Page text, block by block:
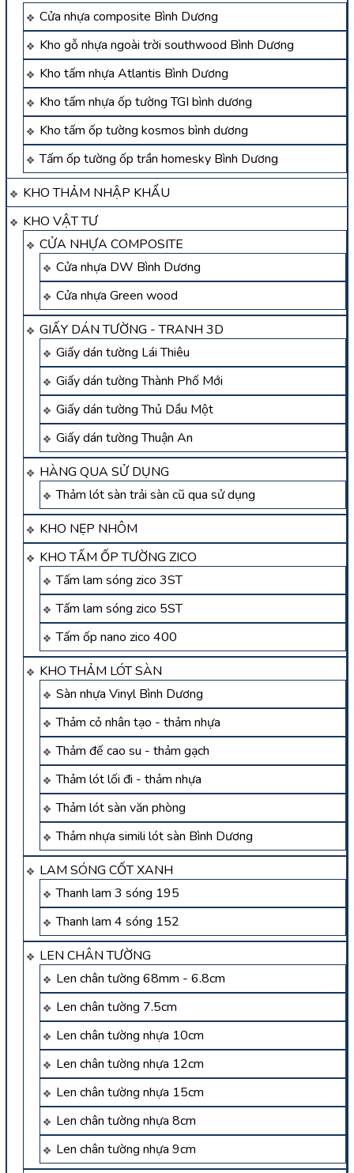
Cửa nhựa composite Bình Dương
Kho gỗ nhựa ngoài trời southwood Bình Dương
Kho tấm nhựa Atlantis Bình Dương
Kho tấm nhựa ốp tường TGI bình dương
Kho tấm ốp tường kosmos bình dương
Tấm ốp tường ốp trần homesky Bình Dương
KHO THẢM NHẬP KHẨU
KHO VẬT TƯ
CỬA NHỰA COMPOSITE
Cửa nhựa DW Bình Dương
Cửa nhựa Green wood
GIẤY DÁN TƯỜNG - TRANH 3D
Giấy dán tường Lái Thiêu
Giấy dán tường Thành Phố Mới
Giấy dán tường Thủ Dầu Một
Giấy dán tường Thuận An
HÀNG QUA SỬ DỤNG
Thảm lót sàn trải sàn cũ qua sử dụng
KHO NẸP NHÔM
KHO TẤM ỐP TƯỜNG ZICO
Tấm lam sóng zico 3ST
Tấm lam sóng zico 5ST
Tấm ốp nano zico 400
KHO THẢM LÓT SÀN
Sàn nhựa Vinyl Bình Dương
Thảm cỏ nhân tạo - thảm nhựa
Thảm đế cao su - thảm gạch
Thảm lót lối đi - thảm nhựa
Thảm lót sàn văn phòng
Thảm nhựa simili lót sàn Bình Dương
LAM SÓNG CỐT XANH
Thanh lam 3 sóng 195
Thanh lam 4 sóng 152
LEN CHÂN TƯỜNG
Len chân tường 68mm - 6.8cm
Len chân tường 7.5cm
Len chân tường nhựa 10cm
Len chân tường nhựa 12cm
Len chân tường nhựa 15cm
Len chân tường nhựa 8cm
Len chân tường nhựa 9cm